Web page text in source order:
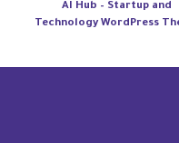
AI Hub – Startup and
Technology WordPress